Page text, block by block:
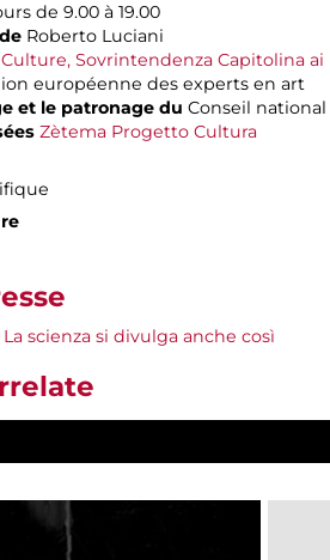
de 9.00 à 19.00
Roberto Luciani
Culture, Sovrintendenza Capitolina
européenne des experts en art
et le patronage du Conseil
Zètema Progetto Cultura
scienza si divulga anche così